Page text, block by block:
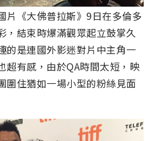
《大佛普拉斯》9日在多倫多
，結束時爆滿觀眾起立鼓掌久
的是連國外影迷對片中主角一
超有感，由於QA時間太短，映
圍住猶如一場小型的粉絲見面